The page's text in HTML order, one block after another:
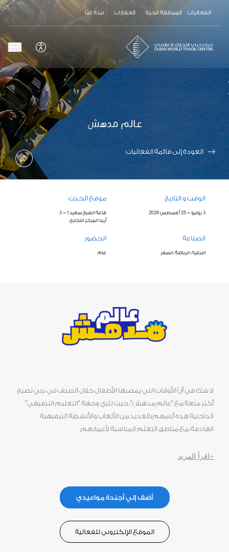
الفعاليات المنطقة الحرّة العقارات نبذة عنّا
عالم مدهش
العودة إلى قائمة الفعاليات
الوقت و التاريخ
3 يوليو - 25 أغسطس 2026
موقع الحدث
قاعة الشيخ سعيد 1 - 3
أرينا المركز التجاري
الصناعة
الترفيه، الرياضة، السفر
الحضور
عام
لا شك في أنّ الأوقات التي يمضيها الأطفال خلال الصيف في دبي تصبح
أكثر متعةً مع "عالم مدهش"، حيث تثري وجهة "التعليم الترفيهيّ"
الداخلية هذه أيامهم بالعديد من الألعاب والأنشطة الترفيهية
الهادفة، مع مناطق التعلّم المناسبة لأعمارهم.
+اقرأ المزيد
أضف إلي أجندة مواعيدي
الموقع الإلكتروني للفعالية